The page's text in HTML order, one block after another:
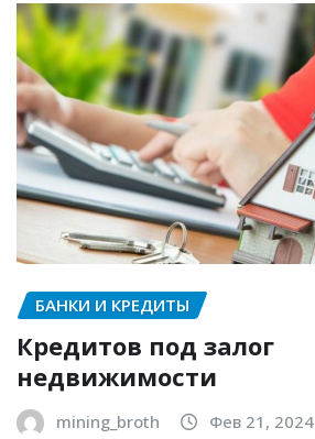
БАНКИ И КРЕДИТЫ
Кредитов под залог
недвижимости
mining_broth Фев 21, 2024